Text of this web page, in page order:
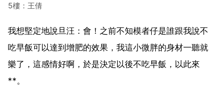
5樓：王倩
我想堅定地說旦汪：會！之前不知模者仔是誰跟我說不
吃早飯可以達到增肥的效果，我這小微胖的身材一聽就
樂了，這感情好啊，於是決定以後不吃早飯，以此來
**。